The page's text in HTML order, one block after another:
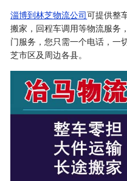
淄博到林芝物流公司可提供整
搬家，回程车调用等物流服务
门服务，您只需一个电话，一
芝市区及周边各县。